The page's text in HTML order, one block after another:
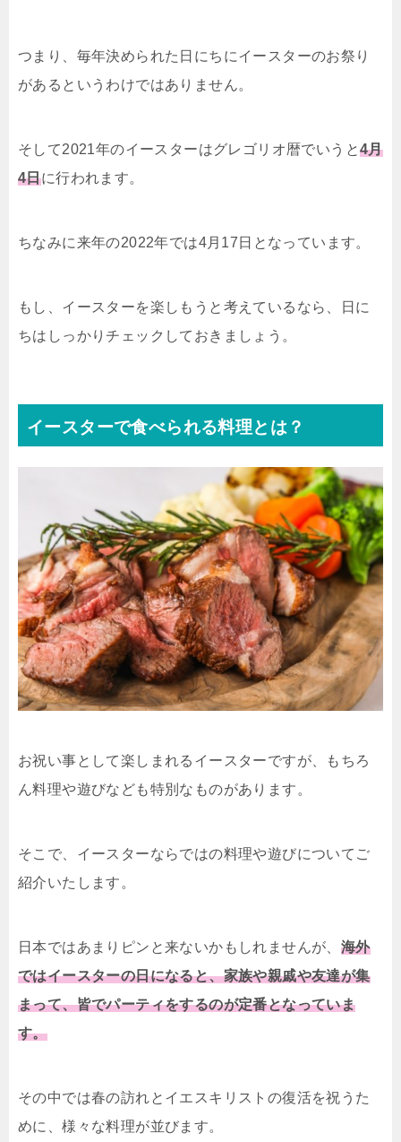
つまり、毎年決められた日にちにイースターのお祭り
があるというわけではありません。
そして2021年のイースターはグレゴリオ暦でいうと4月
4日に行われます。
ちなみに来年の2022年では4月17日となっています。
もし、イースターを楽しもうと考えているなら、日に
ちはしっかりチェックしておきましょう。
イースターで食べられる料理とは？
お祝い事として楽しまれるイースターですが、もちろ
ん料理や遊びなども特別なものがあります。
そこで、イースターならではの料理や遊びについてご
紹介いたします。
日本ではあまりピンと来ないかもしれませんが、 海外
ではイースターの日になると、家族や親戚や友達が集
まって、皆でパーティをするのが定番となっていま
す。
その中では春の訪れとイエスキリストの復活を祝うた
めに、様々な料理が並びます。